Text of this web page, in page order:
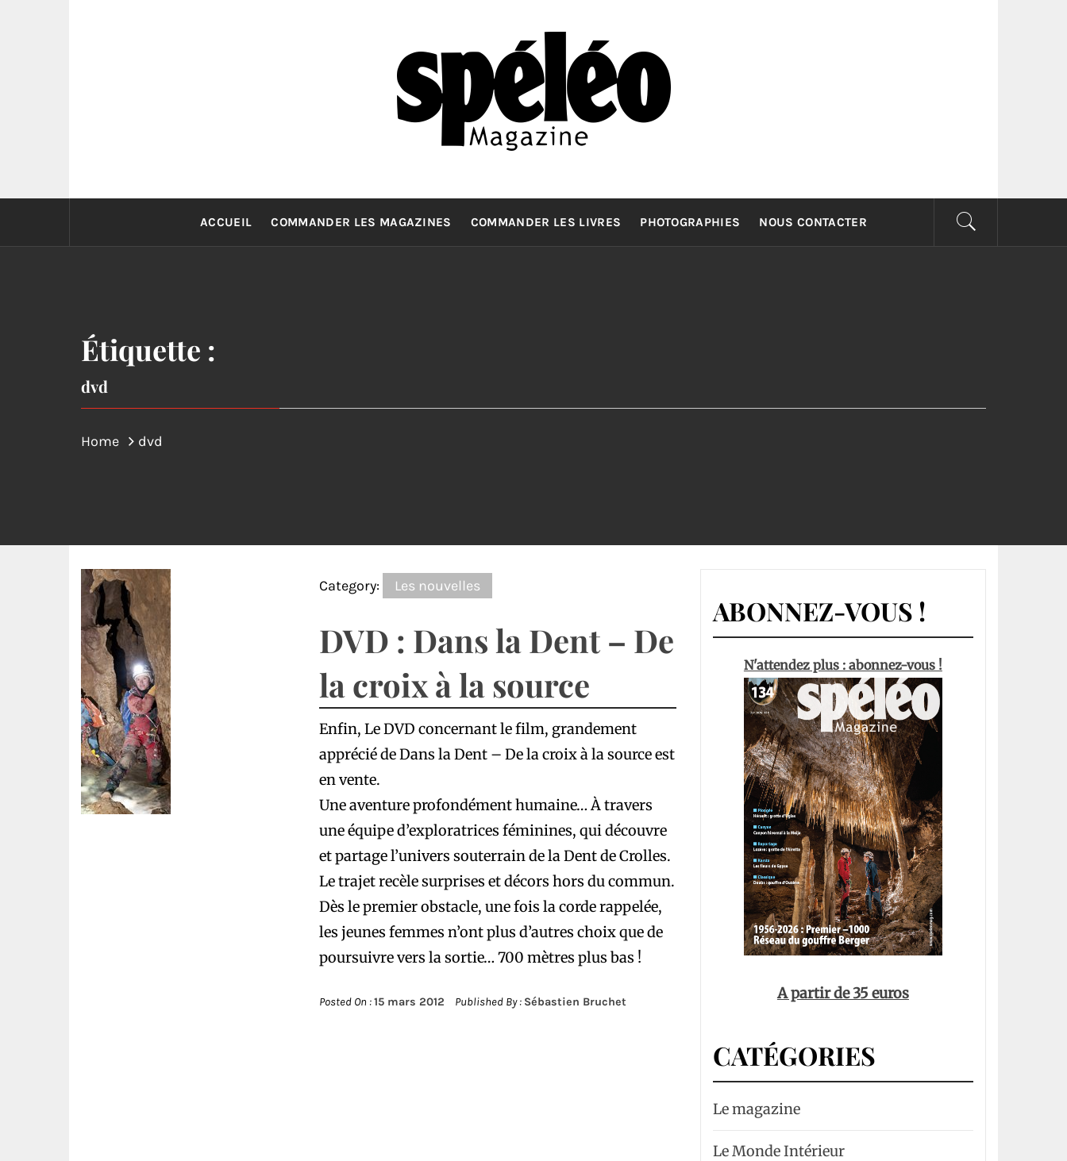
SPELEOMAG
La spéléologie d'exploration Grand Format
ACCUEIL COMMANDER LES MAGAZINES COMMANDER LES LIVRES PHOTOGRAPHIES NOUS CONTACTER
Étiquette :
dvd
Home dvd
Category: Les nouvelles
DVD : Dans la Dent – De
la croix à la source
Enfin, Le DVD concernant le film, grandement
apprécié de Dans la Dent – De la croix à la source est
en vente.
Une aventure profondément humaine… À travers
une équipe d’exploratrices féminines, qui découvre
et partage l’univers souterrain de la Dent de Crolles.
Le trajet recèle surprises et décors hors du commun.
Dès le premier obstacle, une fois la corde rappelée,
les jeunes femmes n’ont plus d’autres choix que de
poursuivre vers la sortie… 700 mètres plus bas !
Posted On :15 mars 2012 Published By : Sébastien Bruchet
ABONNEZ-VOUS !
N'attendez plus : abonnez-vous !
A partir de 35 euros
CATÉGORIES
Le magazine
Le Monde Intérieur